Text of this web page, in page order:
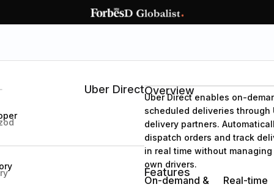
Uber DirectOverview
Uber Direct enables on-
scheduled deliveries through
delivery partners.
dispatch orders and track
in real time without managing
own drivers.
Features
On-demand &
Real-time